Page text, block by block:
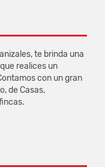
te brinda una
realices un
con un gran
de Casas,